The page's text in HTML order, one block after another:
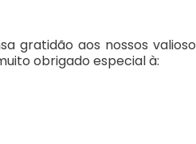
gratidão aos nossos
obrigado especial à: